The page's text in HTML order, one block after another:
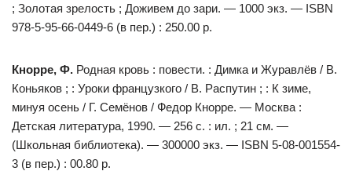
; Золотая зрелость ; Доживем до зари. — 1000 экз. — ISBN
978-5-95-66-0449-6 (в пер.) : 250.00 р.
Кнорре, Ф. Родная кровь : повести. : Димка и Журавлёв / В.
Коньяков ; : Уроки французкого / В. Распутин ; : К зиме,
минуя осень / Г. Семёнов / Федор Кнорре. — Москва :
Детская литература, 1990. — 256 с. : ил. ; 21 см. —
(Школьная библиотека). — 300000 экз. — ISBN 5-08-001554-
3 (в пер.) : 00.80 р.